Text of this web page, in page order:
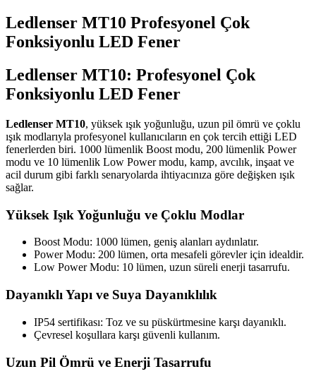
Ledlenser MT10 Profesyonel Çok
Fonksiyonlu LED Fener
Ledlenser MT10: Profesyonel Çok
Fonksiyonlu LED Fener
Ledlenser MT10, yüksek ışık yoğunluğu, uzun pil ömrü ve çoklu
ışık modlarıyla profesyonel kullanıcıların en çok tercih ettiği LED
fenerlerden biri. 1000 lümenlik Boost modu, 200 lümenlik Power
modu ve 10 lümenlik Low Power modu, kamp, avcılık, inşaat ve
acil durum gibi farklı senaryolarda ihtiyacınıza göre değişken ışık
sağlar.
Yüksek Işık Yoğunluğu ve Çoklu Modlar
Boost Modu: 1000 lümen, geniş alanları aydınlatır.
Power Modu: 200 lümen, orta mesafeli görevler için idealdir.
Low Power Modu: 10 lümen, uzun süreli enerji tasarrufu.
Dayanıklı Yapı ve Suya Dayanıklılık
IP54 sertifikası: Toz ve su püskürtmesine karşı dayanıklı.
Çevresel koşullara karşı güvenli kullanım.
Uzun Pil Ömrü ve Enerji Tasarrufu